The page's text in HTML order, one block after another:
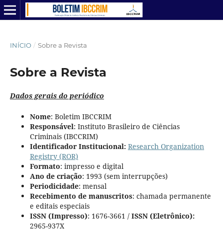
INÍCIO / Sobre a Revista
Sobre a Revista
Dados gerais do periódico
Nome: Boletim IBCCRIM
Responsável: Instituto Brasileiro de Ciências
Criminais (IBCCRIM)
Identificador Institucional: Research Organization
Registry (ROR)
Formato: impresso e digital
Ano de criação: 1993 (sem interrupções)
Periodicidade: mensal
Recebimento de manuscritos: chamada permanente
e editais especiais
ISSN (Impresso): 1676-3661 / ISSN (Eletrônico):
2965-937X